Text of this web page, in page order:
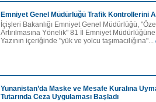
Emniyet Genel Müdürlüğü Trafik Kontrollerini
İçişleri Bakanlığı Emniyet Genel Müdürlüğü,
Artırılmasına Yönelik" 81 İl Emniyet
Yazının içeriğinde "yük ve yolcu taşımacılığına"...
Yunanistan’da Maske ve Mesafe Kuralına
Tutarında Ceza Uygulaması Başladı